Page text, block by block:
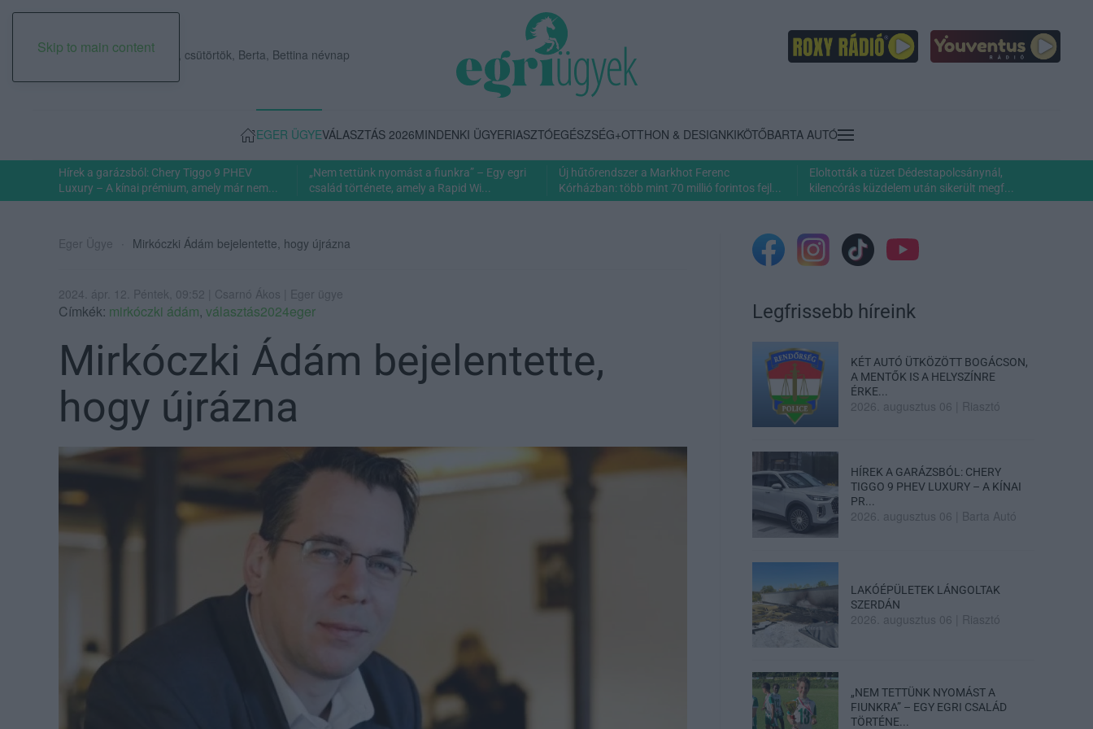
Skip to main content
2026. augusztus 06., csütörtök, Berta, Bettina névnap
EGER ÜGYEVÁLASZTÁS 2026MINDENKI ÜGYERIASZTÓEGÉSZSÉG+OTTHON & DESIGNKIKÖTŐBARTA AUTÓ
Hírek a garázsból: Chery Tiggo 9 PHEV
Luxury – A kínai prémium, amely már nem...
„Nem tettünk nyomást a fiunkra” – Egy egri
család története, amely a Rapid Wi...
Új hűtőrendszer a Markhot Ferenc
Kórházban: több mint 70 millió forintos fejl...
Eloltották a tüzet Dédestapolcsánynál,
kilencórás küzdelem után sikerült megf...
Eger Ügye Mirkóczki Ádám bejelentette, hogy újrázna
2024. ápr. 12. Péntek, 09:52 | Csarnó Ákos | Eger ügye
Címkék: mirkóczki ádám, választás2024eger
Mirkóczki Ádám bejelentette,
hogy újrázna
Legfrissebb híreink
KÉT AUTÓ ÜTKÖZÖTT BOGÁCSON,
A MENTŐK IS A HELYSZÍNRE
ÉRKE...
2026. augusztus 06 Riasztó
HÍREK A GARÁZSBÓL: CHERY
TIGGO 9 PHEV LUXURY – A KÍNAI
PR...
2026. augusztus 06 Barta Autó
LAKÓÉPÜLETEK LÁNGOLTAK
SZERDÁN
2026. augusztus 06 Riasztó
„NEM TETTÜNK NYOMÁST A
FIUNKRA” – EGY EGRI CSALÁD
TÖRTÉNE...